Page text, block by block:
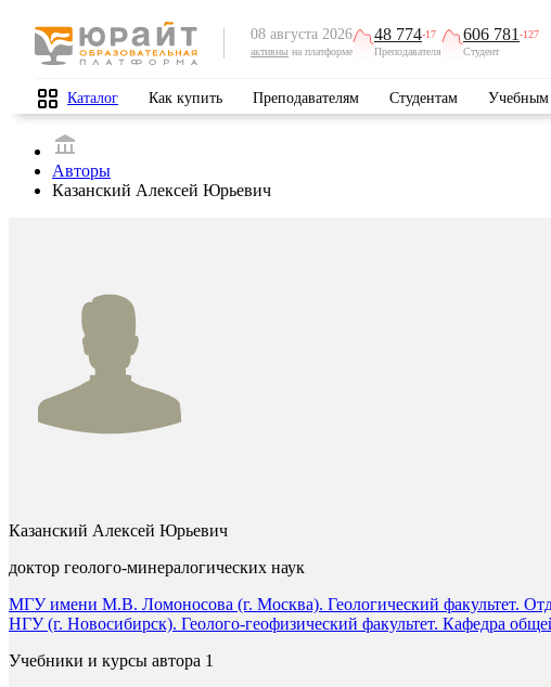
08 августа 2026
активны на платформе
48 774-17
Преподавателя
606 781 -127
Студент
Каталог Как купить Преподавателям Студентам Учебным
Авторы
Казанский Алексей Юрьевич
Казанский Алексей Юрьевич
доктор геолого-минералогических наук
МГУ имени М.В. Ломоносова (г. Москва). Геологический факультет.
НГУ (г. Новосибирск). Геолого-геофизический факультет. Кафедра
Учебники и курсы автора 1